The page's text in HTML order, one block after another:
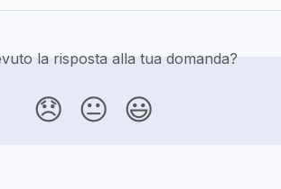
la risposta alla tua domanda?
😞 😐 😃